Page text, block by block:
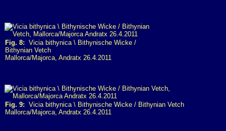
Fig. 8: Vicia bithynica \ Bithynische Wicke /
Bithynian Vetch
Mallorca/Majorca, Andratx 26.4.2011
Fig. 9: Vicia bithynica \ Bithynische Wicke / Bithynian Vetch
Mallorca/Majorca, Andratx 26.4.2011